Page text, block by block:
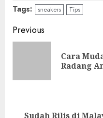
Tags: sneakers Tips
Continue
Reading
Previous
Cara
Radang
Sudah Rilis di